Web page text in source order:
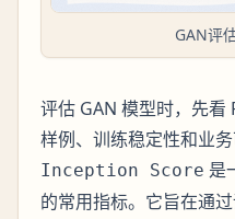
GAN评
评估 GAN 模型时，先看
样例、训练稳定性和业务
Inception Score 是
的常用指标。它旨在通